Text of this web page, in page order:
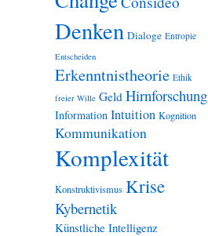
Denken Dialoge Entropie
Entscheiden
Erkenntnistheorie Ethik
freier Wille Geld Hirnforschung
Information Intuition Kognition
Kommunikation
Komplexität
Konstruktivismus Krise
Kybernetik
Künstliche Intelligenz